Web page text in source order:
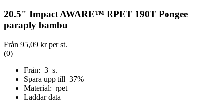
20.5" Impact AWARE™ RPET 190T Pongee
paraply bambu
Från 95,09 krper st.
(0)
Från: 3 st
Spara upp till 37%
Material: rpet
Laddar data